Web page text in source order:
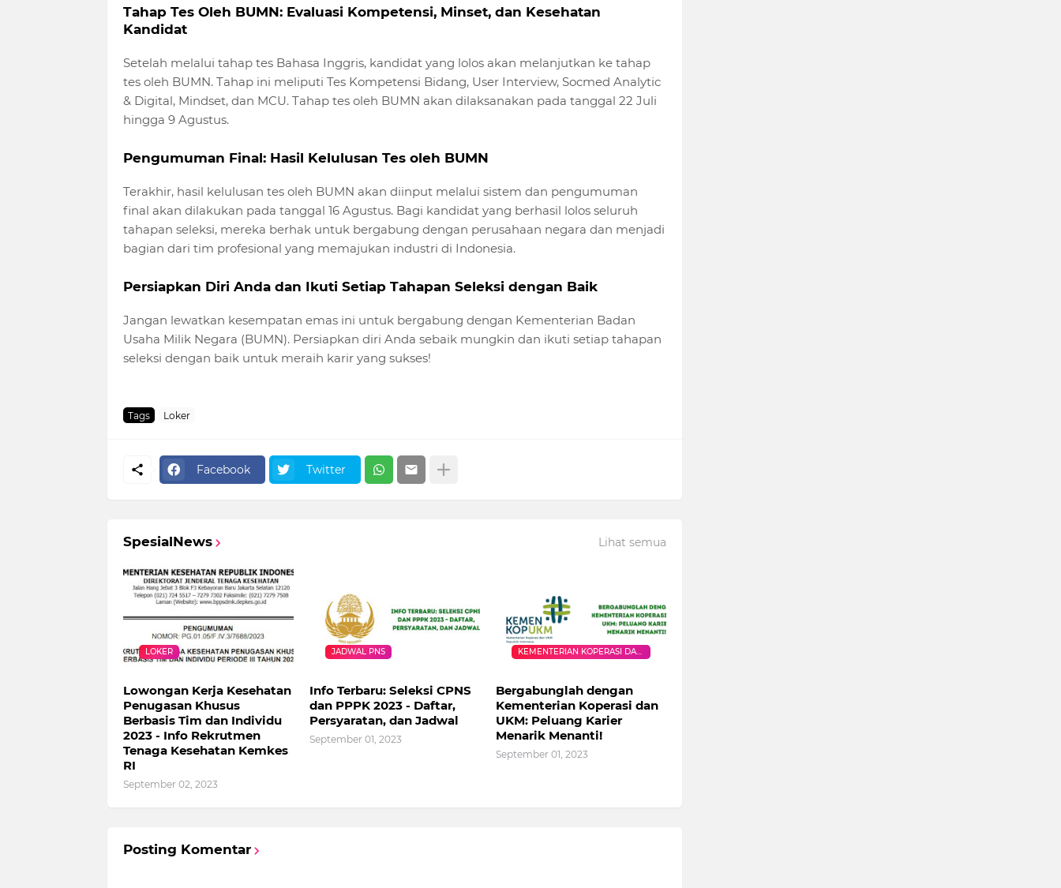
Tahap Tes Oleh BUMN: Evaluasi Kompetensi, Minset, dan Kesehatan
Kandidat
Setelah melalui tahap tes Bahasa Inggris, kandidat yang lolos akan melanjutkan ke tahap
tes oleh BUMN. Tahap ini meliputi Tes Kompetensi Bidang, User Interview, Socmed Analytic
& Digital, Mindset, dan MCU. Tahap tes oleh BUMN akan dilaksanakan pada tanggal 22 Juli
hingga 9 Agustus.
Pengumuman Final: Hasil Kelulusan Tes oleh BUMN
Terakhir, hasil kelulusan tes oleh BUMN akan diinput melalui sistem dan pengumuman
final akan dilakukan pada tanggal 16 Agustus. Bagi kandidat yang berhasil lolos seluruh
tahapan seleksi, mereka berhak untuk bergabung dengan perusahaan negara dan menjadi
bagian dari tim profesional yang memajukan industri di Indonesia.
Persiapkan Diri Anda dan Ikuti Setiap Tahapan Seleksi dengan Baik
Jangan lewatkan kesempatan emas ini untuk bergabung dengan Kementerian Badan
Usaha Milik Negara (BUMN). Persiapkan diri Anda sebaik mungkin dan ikuti setiap tahapan
seleksi dengan baik untuk meraih karir yang sukses!
Tags Loker
Facebook Twitter
SpesialNews Lihat semua
LOKER
Lowongan Kerja Kesehatan
Penugasan Khusus
Berbasis Tim dan Individu
2023 - Info Rekrutmen
Tenaga Kesehatan Kemkes
RI
September 02, 2023
JADWAL PNS
Info Terbaru: Seleksi CPNS
dan PPPK 2023 - Daftar,
Persyaratan, dan Jadwal
September 01, 2023
KEMENTERIAN KOPERASI DAN
Bergabunglah dengan
Kementerian Koperasi dan
UKM: Peluang Karier
Menarik Menanti!
September 01, 2023
Posting Komentar